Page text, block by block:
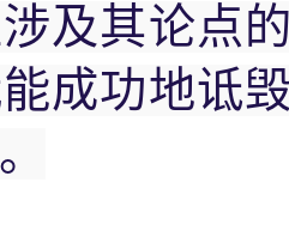
及其论点
成功地诋